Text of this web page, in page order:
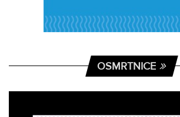
OSMRTNICE